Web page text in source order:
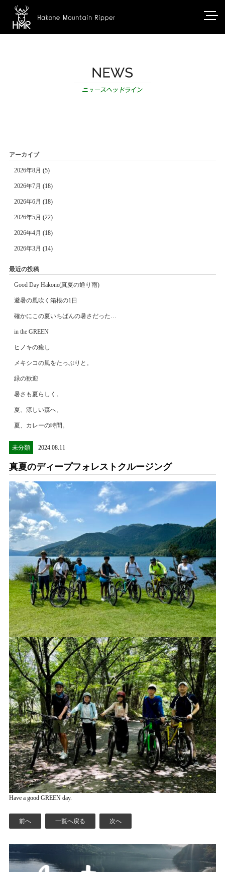
アーカイブ
2026年8月 (5)
2026年7月 (18)
2026年6月 (18)
2026年5月 (22)
2026年4月 (18)
2026年3月 (14)
最近の投稿
Good Day Hakone(真夏の通り雨)
避暑の風吹く箱根の1日
確かにこの夏いちばんの暑さだった…
in the GREEN
ヒノキの癒し
メキシコの風をたっぷりと。
緑の歓迎
暑さも夏らしく。
夏、涼しい森へ。
夏、カレーの時間。
未分類 2024.08.11
真夏のディープフォレストクルージング
Have a good GREEN day.
前へ 一覧へ戻る 次へ